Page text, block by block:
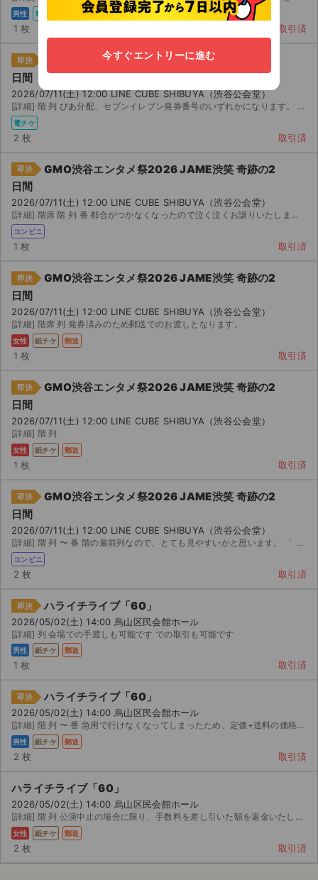
男性 電チケ
1 枚 取引済
即決
GMO渋谷エンタメ祭2026 JAME渋笑 奇跡の2
日間
2026/07/11(土) 12:00 LINE CUBE SHIBUYA（渋谷公会堂）
[詳細] 階 列 ぴあ分配、セブンイレブン発券番号のいずれかになります。 (購入後に希望受取方法をご連...
電チケ
2 枚 取引済
即決
GMO渋谷エンタメ祭2026 JAME渋笑 奇跡の2
日間
2026/07/11(土) 12:00 LINE CUBE SHIBUYA（渋谷公会堂）
[詳細] 階席 階 列 番 都合がつかなくなったので泣く泣くお譲りいたします。 購入していた...
コンビニ
1 枚 取引済
即決
GMO渋谷エンタメ祭2026 JAME渋笑 奇跡の2
日間
2026/07/11(土) 12:00 LINE CUBE SHIBUYA（渋谷公会堂）
[詳細] 階席 列 発券済みのため郵送でのお渡しとなります。
女性 紙チケ 郵送
1 枚 取引済
即決
GMO渋谷エンタメ祭2026 JAME渋笑 奇跡の2
日間
2026/07/11(土) 12:00 LINE CUBE SHIBUYA（渋谷公会堂）
[詳細] 階 列
女性 紙チケ 郵送
1 枚 取引済
即決
GMO渋谷エンタメ祭2026 JAME渋笑 奇跡の2
日間
2026/07/11(土) 12:00 LINE CUBE SHIBUYA（渋谷公会堂）
[詳細] 階 列 〜 番 階の最前列なので、とても見やすいかと思います。 「 - グランプリ,キン...
コンビニ
2 枚 取引済
即決 ハライチライブ「60」
2026/05/02(土) 14:00 烏山区民会館ホール
[詳細] 列 会場での手渡しも可能です での取引も可能です
男性 紙チケ 郵送
1 枚 取引済
即決 ハライチライブ「60」
2026/05/02(土) 14:00 烏山区民会館ホール
[詳細] 階 列 〜 番 急用で行けなくなってしまったため、定価+送料の価格で出品いたします。 ■...
男性 紙チケ 郵送
2 枚 取引済
ハライチライブ「60」
2026/05/02(土) 14:00 烏山区民会館ホール
[詳細] 階 列 公演中止の場合に限り、手数料を差し引いた額を返金いたします。
女性 紙チケ 郵送
2 枚 取引済
今すぐエントリーに進む